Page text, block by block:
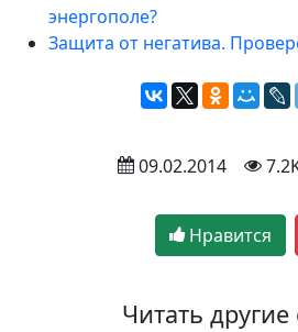
энергополе?
Защита от негатива.
09.02.2014
Нравится
Читать другие